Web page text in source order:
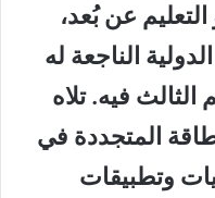
عن بُعد،
الناجعة له
الثالث فيه. تلاه
المتجددة في
وتطبيقات